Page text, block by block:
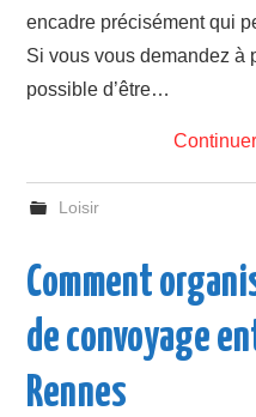
encadre précisément qui
Si vous vous demandez à
possible d’être…
Loisir
Comment
de convoyage
Rennes